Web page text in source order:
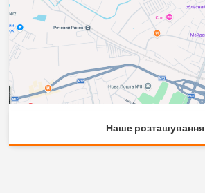
Наше розташування